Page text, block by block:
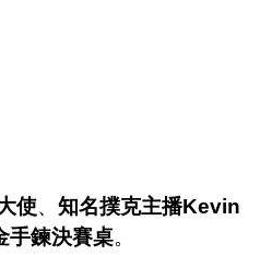
使、 知名撲克主播Kevin
手鍊決賽桌。